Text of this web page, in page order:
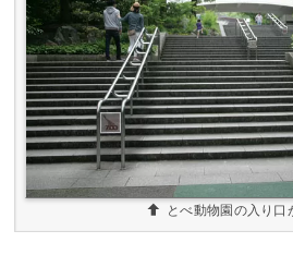
とべ動物園の入り口